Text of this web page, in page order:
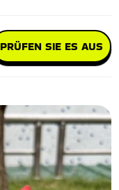
PRÜFEN SIE ES AUS